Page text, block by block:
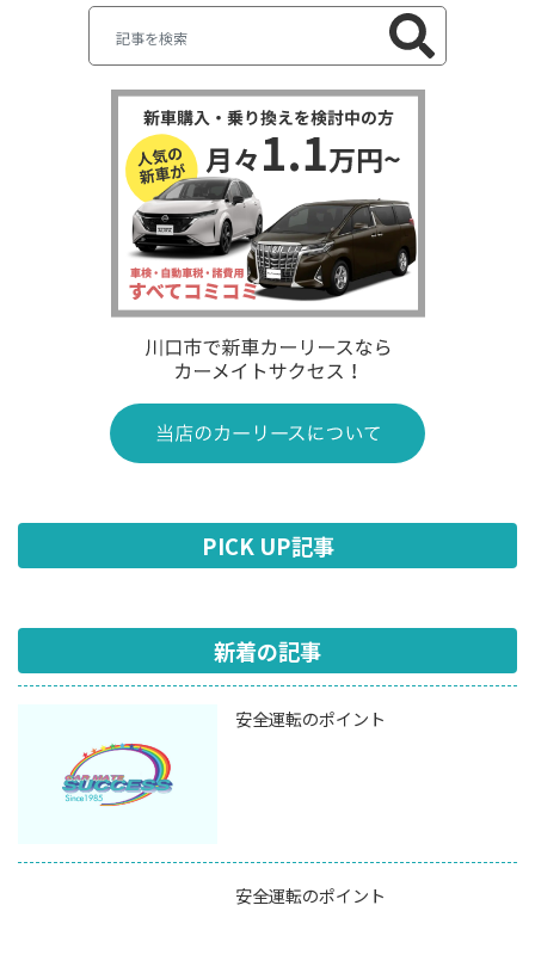
PICK UP記事
新着の記事
安全運転のポイント
安全運転のポイント